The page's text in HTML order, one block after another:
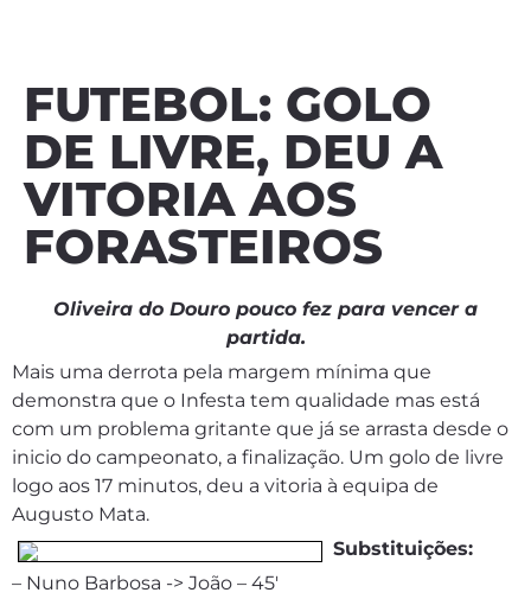
FUTEBOL: GOLO
DE LIVRE, DEU A
VITORIA AOS
FORASTEIROS
Oliveira do Douro pouco fez para vencer a
partida.
Mais uma derrota pela margem mínima que
demonstra que o Infesta tem qualidade mas está
com um problema gritante que já se arrasta desde o
inicio do campeonato, a finalização. Um golo de livre
logo aos 17 minutos, deu a vitoria à equipa de
Augusto Mata.
Substituições:
– Nuno Barbosa -> João – 45′